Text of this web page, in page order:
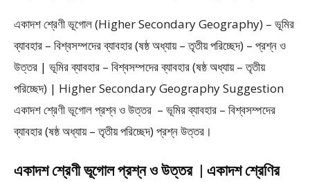
একাদশ শ্রেণী ভূগোল (Higher Secondary Geography) – ভূমির
ব্যাবহার – বিশ্বসম্পদের ব্যাবহার (ষষ্ঠ অধ্যায় – তৃতীয় পরিচ্ছেদ) – প্রশ্ন ও
উত্তর | ভূমির ব্যাবহার – বিশ্বসম্পদের ব্যাবহার (ষষ্ঠ অধ্যায় – তৃতীয়
পরিচ্ছেদ) | Higher Secondary Geography Suggestion
একাদশ শ্রেণী ভূগোল প্রশ্ন ও উত্তর – ভূমির ব্যাবহার – বিশ্বসম্পদের
ব্যাবহার (ষষ্ঠ অধ্যায় – তৃতীয় পরিচ্ছেদ) প্রশ্ন উত্তর।
একাদশ শ্রেণী ভূগোল প্রশ্ন ও উত্তর | একাদশ শ্রেণির